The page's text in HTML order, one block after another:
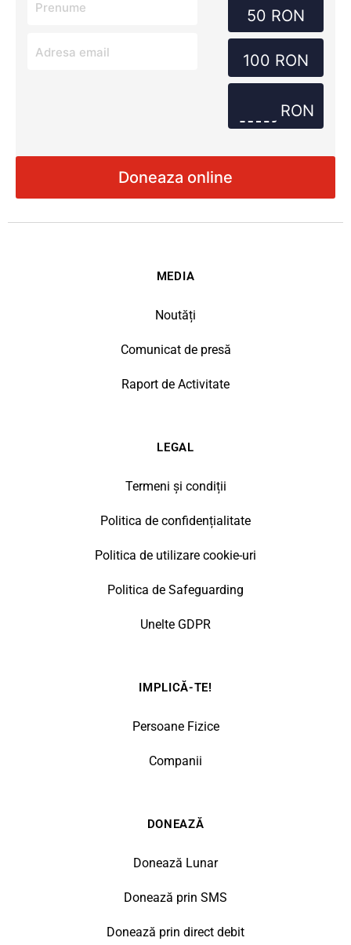
50 RON
100 RON
RON
MEDIA
Noutăți
Comunicat de presă
Raport de Activitate
LEGAL
Termeni și condiții
Politica de confidențialitate
Politica de utilizare cookie-uri
Politica de Safeguarding
Unelte GDPR
IMPLICĂ-TE!
Persoane Fizice
Companii
DONEAZĂ
Donează Lunar
Donează prin SMS
Donează prin direct debit